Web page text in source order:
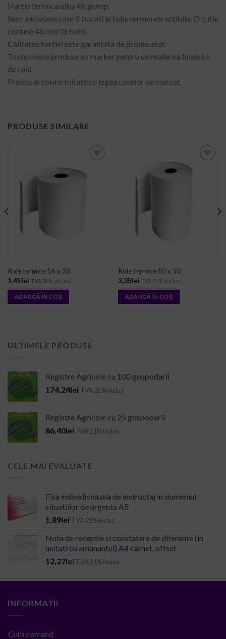
Hartie termica alba 48 gr/mp.
Sunt ambalate cate 8 bucati in folie termoretractibila. O cutie
contine 48 role (8 folii).
Calitatea hartiei este garantata de producator.
Toate rolele produse au marker pentru semnalarea finalului
de rola.
Produs in conformitate cu legea caselor de marcat.
PRODUSE SIMILARE
Role termice 56 x 30
1,45lei TVA 21% inclus
ADAUGĂ ÎN COȘ
Role termice 80 x 50
3,35lei TVA 21% inclus
ADAUGĂ ÎN COȘ
ULTIMELE PRODUSE
Registre Agricole cu 100 gospodarii
174,24lei TVA 21% inclus
Registre Agricole cu 25 gospodarii
86,40lei TVA 21% inclus
CELE MAI EVALUATE
Fisa individividuala de instructaj in domeniul
situatiilor de urgenta A5
1,89lei TVA 21% inclus
Nota de receptie si constatare de diferente (in
unitati cu amanuntul) A4 carnet, offset
12,27lei TVA 21% inclus
INFORMATII
Cum comand